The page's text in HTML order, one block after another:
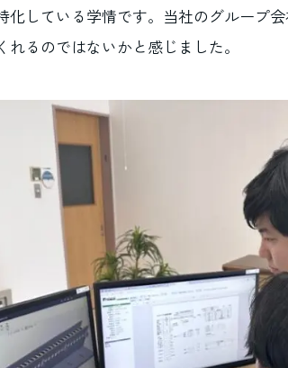
化している学情です。当社のグループ
るのではないかと感じました。